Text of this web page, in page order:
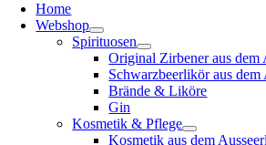
Home
Webshop
Spirituosen
Original Zirbener aus dem
Schwarzbeerlikör aus dem
Brände & Liköre
Gin
Kosmetik & Pflege
Kosmetik aus dem